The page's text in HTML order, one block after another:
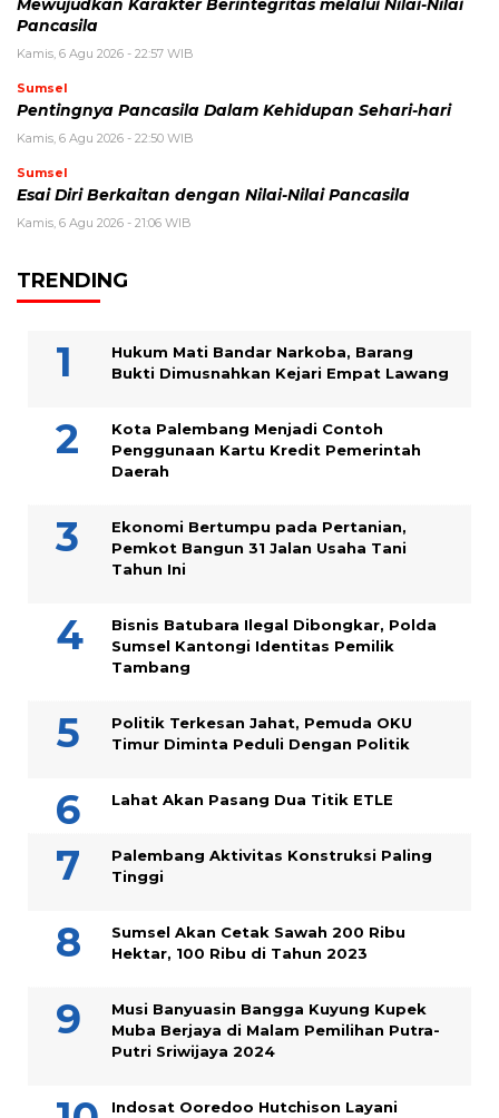
Mewujudkan Karakter Berintegritas melalui Nilai-Nilai
Pancasila
Kamis, 6 Agu 2026 - 22:57 WIB
Sumsel
Pentingnya Pancasila Dalam Kehidupan Sehari-hari
Kamis, 6 Agu 2026 - 22:50 WIB
Sumsel
Esai Diri Berkaitan dengan Nilai-Nilai Pancasila
Kamis, 6 Agu 2026 - 21:06 WIB
TRENDING
Hukum Mati Bandar Narkoba, Barang
Bukti Dimusnahkan Kejari Empat Lawang
Kota Palembang Menjadi Contoh
Penggunaan Kartu Kredit Pemerintah
Daerah
Ekonomi Bertumpu pada Pertanian,
Pemkot Bangun 31 Jalan Usaha Tani
Tahun Ini
Bisnis Batubara Ilegal Dibongkar, Polda
Sumsel Kantongi Identitas Pemilik
Tambang
Politik Terkesan Jahat, Pemuda OKU
Timur Diminta Peduli Dengan Politik
Lahat Akan Pasang Dua Titik ETLE
Palembang Aktivitas Konstruksi Paling
Tinggi
Sumsel Akan Cetak Sawah 200 Ribu
Hektar, 100 Ribu di Tahun 2023
Musi Banyuasin Bangga Kuyung Kupek
Muba Berjaya di Malam Pemilihan Putra-
Putri Sriwijaya 2024
Indosat Ooredoo Hutchison Layani